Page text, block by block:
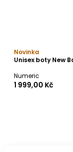
Novinka
Unisex boty New
Numeric
1 999,00 Kč